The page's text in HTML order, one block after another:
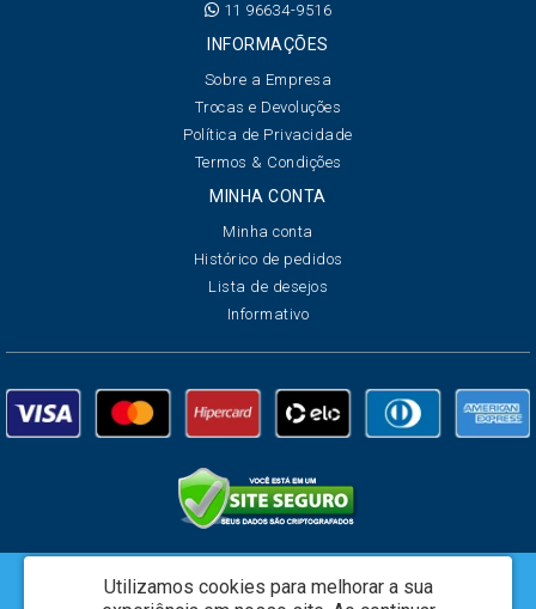
11 96634-9516
INFORMAÇÕES
Sobre a Empresa
Trocas e Devoluções
Política de Privacidade
Termos & Condições
MINHA CONTA
Minha conta
Histórico de pedidos
Lista de desejos
Informativo
Creata Brasil Serviços de Marketing Ltda - CNPJ: 01.625.223/0001-07 -
Utilizamos cookies para melhorar a sua